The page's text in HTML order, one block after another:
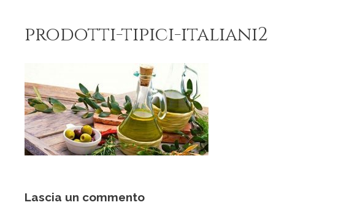
prodotti-tipici-italiani2
Lascia un commento